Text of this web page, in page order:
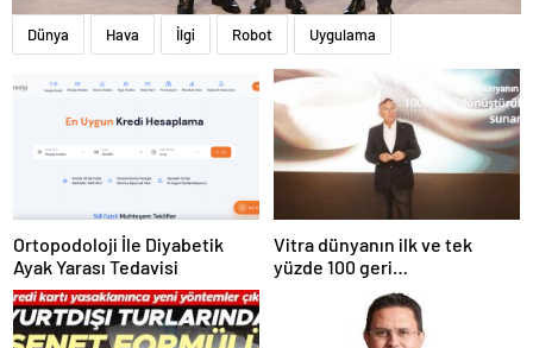
Dünya Hava İlgi Robot Uygulama
Ortopodoloji İle Diyabetik
Ayak Yarası Tedavisi
Vitra dünyanın ilk ve tek
yüzde 100 geri
dönüştürülmüş seramik
lavabosunu üretti: En çevreci
lavabo Türkiye’den